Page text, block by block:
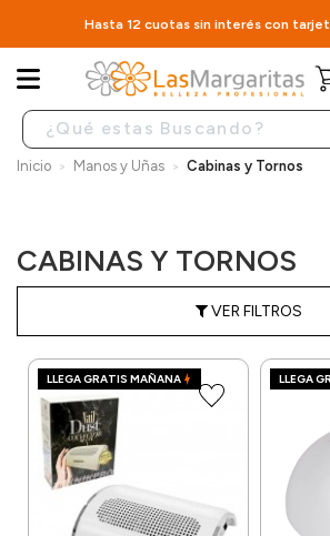
Hasta 12 cuotas sin interés con
Inicio Manos y Uñas Cabinas y Tornos
CABINAS Y TORNOS
VER FILTROS
LLEGA GRATIS MAÑANA LLEGA